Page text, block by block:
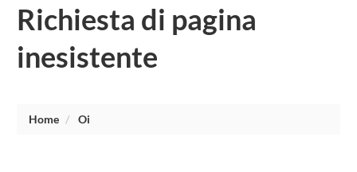
Richiesta di pagina
inesistente
Home Oi